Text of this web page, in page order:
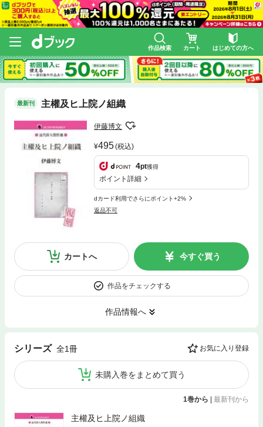
作品検索 カート はじめての方へ
最新刊 主權及ヒ上院ノ組織
伊藤博文
495(税込)
4pt獲得
ポイント詳細
dカード利用でさらにポイント+2%
返品不可
カートへ 今すぐ買う
作品をチェックする
作品情報へ
シリーズ 全1冊 お気に入り登録
未購入巻をまとめて買う
1巻から 最新刊から
主權及ヒ上院ノ組織